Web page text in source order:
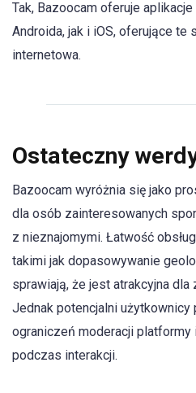
Tak, Bazoocam oferuje
Androida, jak i iOS, oferujące te
internetowa.
Ostateczny
Bazoocam wyróżnia się jako
dla osób zainteresowanych
z nieznajomymi. Łatwość
takimi jak dopasowywanie
sprawiają, że jest atrakcyjna dla
Jednak potencjalni
ograniczeń moderacji
podczas interakcji.